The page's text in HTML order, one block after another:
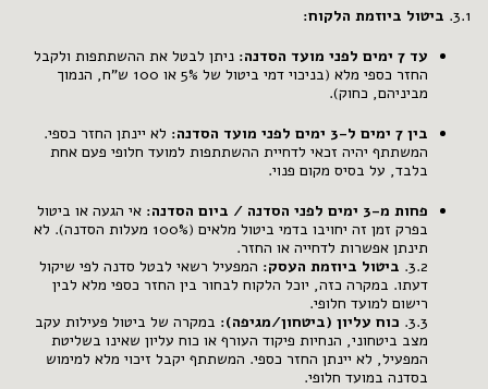
3.1. ביטול ביוזמת הלקוח:
עד 7 ימים לפני מועד הסדנה:
ניתן לבטל את ההשתתפות ולקבל
החזר כספי מלא (בניכוי דמי ביטול של 5% או 100 ש"ח, הנמוך
מביניהם, כחוק).
בין 7 ימים ל-3 ימים לפני מועד הסדנה:
לא יינתן החזר כספי.
המשתתף יהיה זכאי לדחיית ההשתתפות למועד חלופי פעם אחת
בלבד, על בסיס מקום פנוי.
פחות מ-3 ימים לפני הסדנה / ביום הסדנה:
אי הגעה או ביטול
בפרק זמן זה יחויבו בדמי ביטול מלאים (100% מעלות הסדנה). לא
תינתן אפשרות לדחייה או החזר.
3.2. ביטול ביוזמת העסק: המפעיל רשאי לבטל סדנה לפי שיקול
דעתו. במקרה כזה, יוכל הלקוח לבחור בין החזר כספי מלא לבין
רישום למועד חלופי.
3.3. כוח עליון (ביטחון/מגיפה): במקרה של ביטול פעילות עקב
מצב ביטחוני, הנחיות פיקוד העורף או כוח עליון שאינו בשליטת
המפעיל, לא יינתן החזר כספי. המשתתף יקבל זיכוי מלא למימוש
בסדנה במועד חלופי.